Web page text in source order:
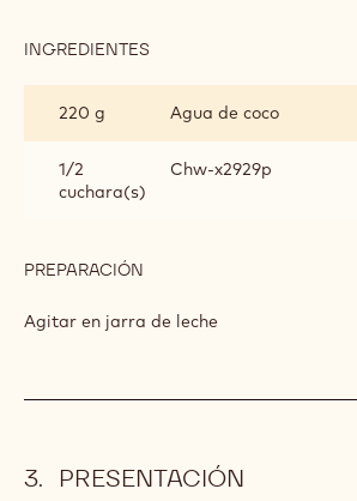
INGREDIENTES
220 g
Agua de coco
1/2
cuchara(s)
Chw-x2929p
PREPARACIÓN
Agitar en jarra de leche
PRESENTACIÓN